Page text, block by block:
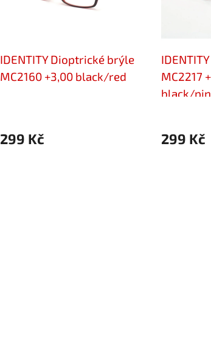
IDENTITY Dioptrické brýle
MC2160 +3,00 black/red
299 Kč
MC2217
black/
299 Kč